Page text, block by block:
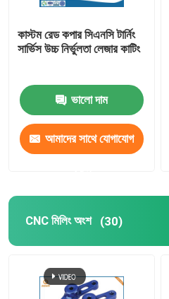
কাস্টম রেড কপার সিএনসি টার্নিং
সার্ভিস উচ্চ নির্ভুলতা লেজার কাটিং
ভালো দাম
আমাদের সাথে যোগাযোগ
CNC মিলিং অংশ (30)